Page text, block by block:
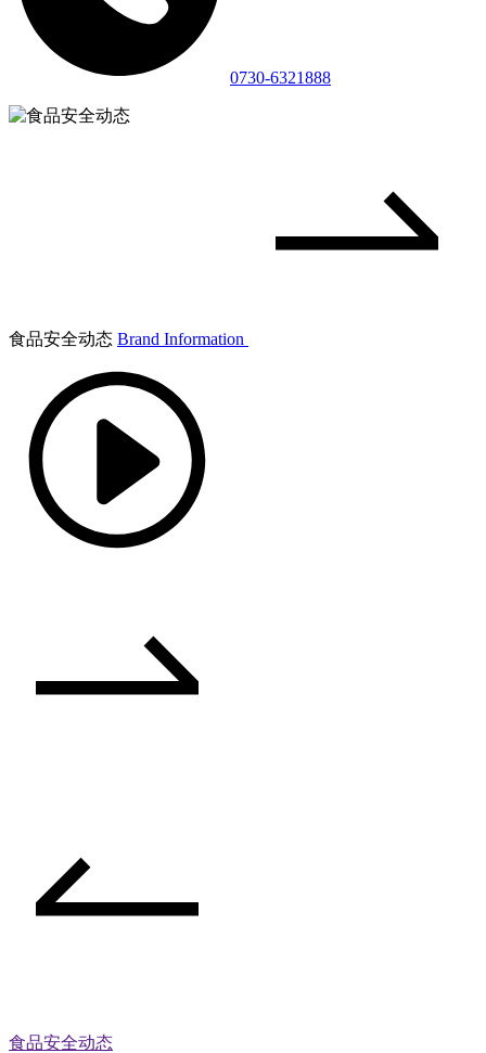
0730-6321888
食品安全动态 Brand Information
食品安全动态